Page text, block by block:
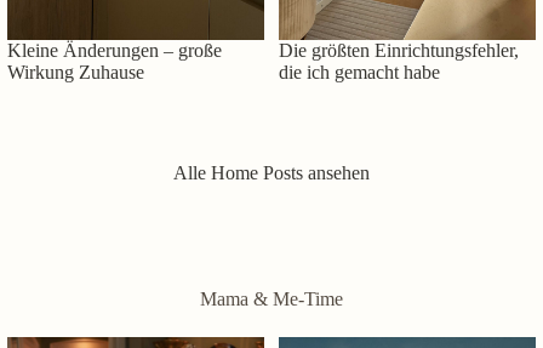
Kleine Änderungen – große
Wirkung Zuhause
Die größten Einrichtungsfehler,
die ich gemacht habe
Alle Home Posts ansehen
Mama & Me-Time